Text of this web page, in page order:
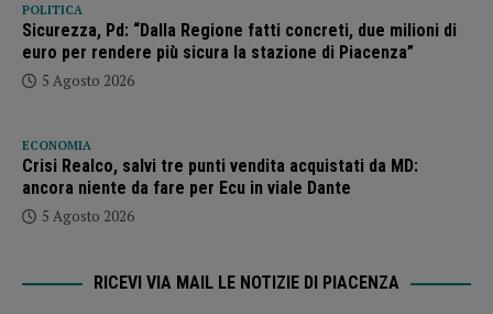
POLITICA
Sicurezza, Pd: “Dalla Regione fatti concreti, due milioni di
euro per rendere più sicura la stazione di Piacenza”
5 Agosto 2026
ECONOMIA
Crisi Realco, salvi tre punti vendita acquistati da MD:
ancora niente da fare per Ecu in viale Dante
5 Agosto 2026
RICEVI VIA MAIL LE NOTIZIE DI PIACENZA